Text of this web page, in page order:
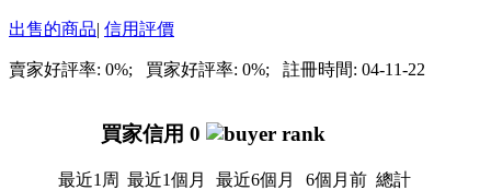
出售的商品| 信用評價
賣家好評率: 0%; 買家好評率: 0%; 註冊時間: 04-11-22
買家信用 0
最近1周 最近1個月 最近6個月 6個月前 總計